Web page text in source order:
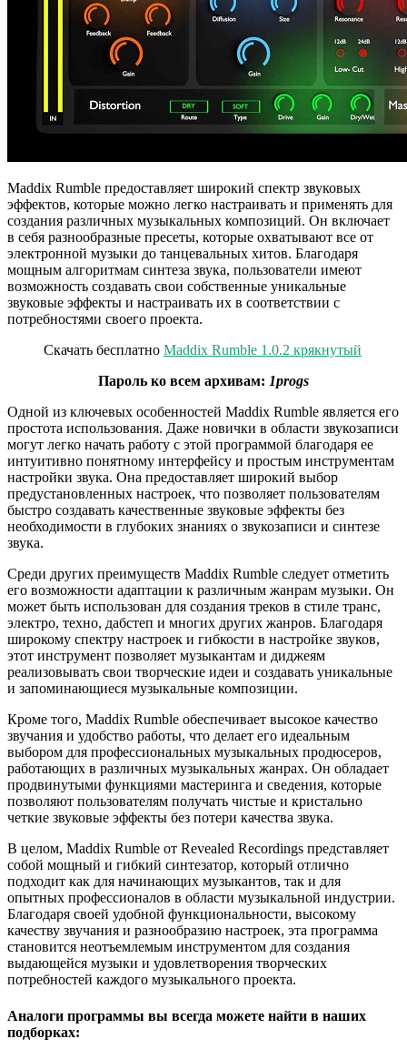
Maddix Rumble предоставляет широкий спектр звуковых
эффектов, которые можно легко настраивать и применять для
создания различных музыкальных композиций. Он включает
в себя разнообразные пресеты, которые охватывают все от
электронной музыки до танцевальных хитов. Благодаря
мощным алгоритмам синтеза звука, пользователи имеют
возможность создавать свои собственные уникальные
звуковые эффекты и настраивать их в соответствии с
потребностями своего проекта.
Скачать бесплатно Maddix Rumble 1.0.2 крякнутый
Пароль ко всем архивам: 1progs
Одной из ключевых особенностей Maddix Rumble является его
простота использования. Даже новички в области звукозаписи
могут легко начать работу с этой программой благодаря ее
интуитивно понятному интерфейсу и простым инструментам
настройки звука. Она предоставляет широкий выбор
предустановленных настроек, что позволяет пользователям
быстро создавать качественные звуковые эффекты без
необходимости в глубоких знаниях о звукозаписи и синтезе
звука.
Среди других преимуществ Maddix Rumble следует отметить
его возможности адаптации к различным жанрам музыки. Он
может быть использован для создания треков в стиле транс,
электро, техно, дабстеп и многих других жанров. Благодаря
широкому спектру настроек и гибкости в настройке звуков,
этот инструмент позволяет музыкантам и диджеям
реализовывать свои творческие идеи и создавать уникальные
и запоминающиеся музыкальные композиции.
Кроме того, Maddix Rumble обеспечивает высокое качество
звучания и удобство работы, что делает его идеальным
выбором для профессиональных музыкальных продюсеров,
работающих в различных музыкальных жанрах. Он обладает
продвинутыми функциями мастеринга и сведения, которые
позволяют пользователям получать чистые и кристально
четкие звуковые эффекты без потери качества звука.
В целом, Maddix Rumble от Revealed Recordings представляет
собой мощный и гибкий синтезатор, который отлично
подходит как для начинающих музыкантов, так и для
опытных профессионалов в области музыкальной индустрии.
Благодаря своей удобной функциональности, высокому
качеству звучания и разнообразию настроек, эта программа
становится неотъемлемым инструментом для создания
выдающейся музыки и удовлетворения творческих
потребностей каждого музыкального проекта.
Аналоги программы вы всегда можете найти в наших
подборках: